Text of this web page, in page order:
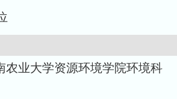
农业大学资源环境学院环境科